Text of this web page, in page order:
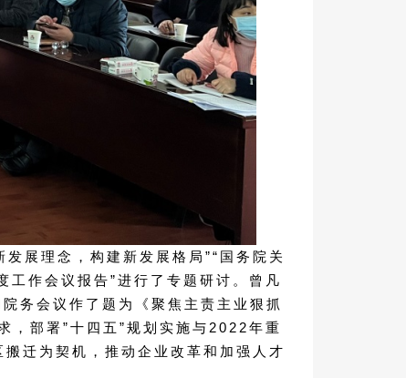
展理念，构建新发展格局”“国务院关
作会议报告”进行了专题研讨。曾凡
务会议作了题为《聚焦主责主业狠抓
，部署”十四五”规划实施与2022年重
迁为契机，推动企业改革和加强人才